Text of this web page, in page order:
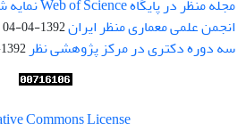
انجمن علمی معماری منظر ایران1392-04-04
سه دوره دکتری در مرکز پژوهشی نظر 1392-04-04